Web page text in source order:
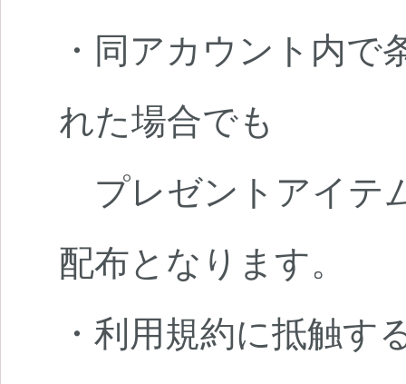
・同アカウント内
れた場合でも
プレゼントアイテ
配布となります。
・利用規約に抵触